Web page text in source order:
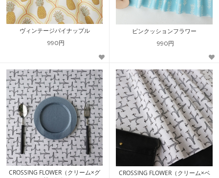
ヴィンテージパイナップル
990円
ピンクッションフラワー
990円
CROSSING FLOWER（クリーム×グ
CROSSING FLOWER（クリーム×ベ